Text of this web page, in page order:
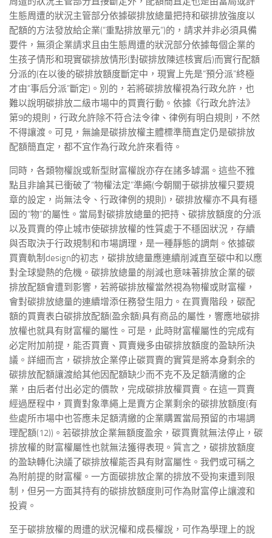
生態周遭的狀況主管部分依據碳排放總量把持和碳排放強度以
配額的方法發放給企業(“重點排放單元”)的，請求并非必須具備
要件，無須企業請求且由生態周遭的狀況部分依據每個企業的
生孩子情形和現實碳排放情形(對碳排放陳述核實后)而實行配額
分派的(在以後的碳排放額度斷定中，現實上先是“預分派”終極
才由“事后分派”斷定)。別的，若將碳排放權視為行政允許，也
難以說明碳排放二級市場中的買賣行動。依據《行政允許法》
第9的規則，行政允許除不符合法令律、律例有明白規則，不然
不得讓渡。可見，無論是碳排放權主體標準簡直定仍是碳排放
配額簡直定，都不宜作為行政允許來看待。
同時，各類物權說或新型財富權說亦存在諸多罅漏。這些不雅
點且非論其已衝破了“物權法定”準繩(今朝關于碳排放權只要規
章的設定，尚無法令、行政律例的規則)，碳排放權亦不具有穩
固的“物”的屬性。當局對碳排放總量的把持、碳排放額度的分派
以及買賣的停止城市使碳排放權的性質處于不穩固狀況，存續
與否取決于行政規制和市場調理，是一種靜態的調劑。依據碳
買賣軌制design的初志，碳排放總量應連續削減直至碳中和以應
對全球變熱的危機。碳排放總量的削減也意味著排放企業的碳
排放配額會遭到影響，若將碳排放權當然視為物權或財富權，
會對碳排放總量的連續增添任務發生阻力。在買賣階段，碳配
額的買賣表白碳排放配額(盈余額)具有商品的屬性，響應地碳排
放權也就具有財富權的屬性。可是，此時財富權屬性的完成有
必定附加前提，能否買賣、買賣幾多由碳排放額度的盈缺所決
議。詳細而言，碳排放企業停止碳買賣的實質是將本身剩余的
碳排放配額讓渡給其他因配額缺少而不克不及足額清繳的企
業，由后者付出必定的價款，完成碳排放權買賣。在這一買賣
經過歷程中，買賣對象準繩上是賣方企業剩余的碳排放額度(有
些處所市場中也答應未足額清繳的企業購置當局預留的市場調
理配額(12))。若碳排放企業無額度盈余，碳買賣就無法停止，碳
排放權的財富權屬性也就無法獲得表現。質言之，碳排放額度
的盈缺轉化決議了碳排放權能否具有財富屬性。我們或可稱之
為附前提的財富權。一方面碳排放企業的排放不受拘束遭到限
制，但另一方面其持有的碳排放額度則可作為財富停止讓渡和
投資。
至于碳排放權的周遭的狀況權和成長權說，可作為學理上的說